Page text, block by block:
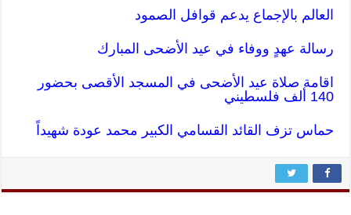
العالم بالإجماع يدعم قوافل الصمود
رسالة عهدٍ ووفاء في عيد الأضحى المبارك
اقامة صلاة عيد الأضحى في المسجد الأقصى بحضور
140 ألف فلسطيني
حماس تزف القائد القسامي الكبير محمد عودة شهيداً